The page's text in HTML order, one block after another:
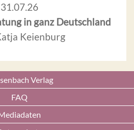
31.07.26
in ganz Deutschland
Keienburg
Verlag
FAQ